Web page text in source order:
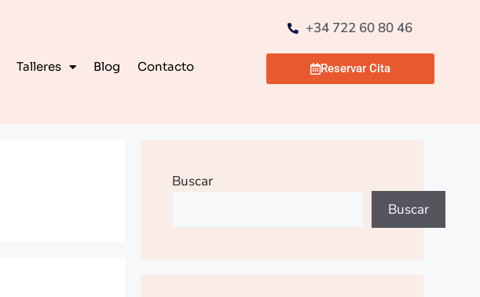
Talleres Blog Contacto
+34 722 60 80 46
Reservar Cita
Buscar
Buscar